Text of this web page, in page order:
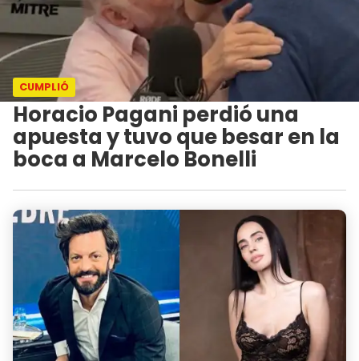
CUMPLIÓ
Horacio Pagani perdió una
apuesta y tuvo que besar en la
boca a Marcelo Bonelli